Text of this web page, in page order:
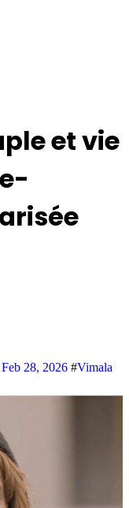
et vie
Feb 28, 2026 #Vimala